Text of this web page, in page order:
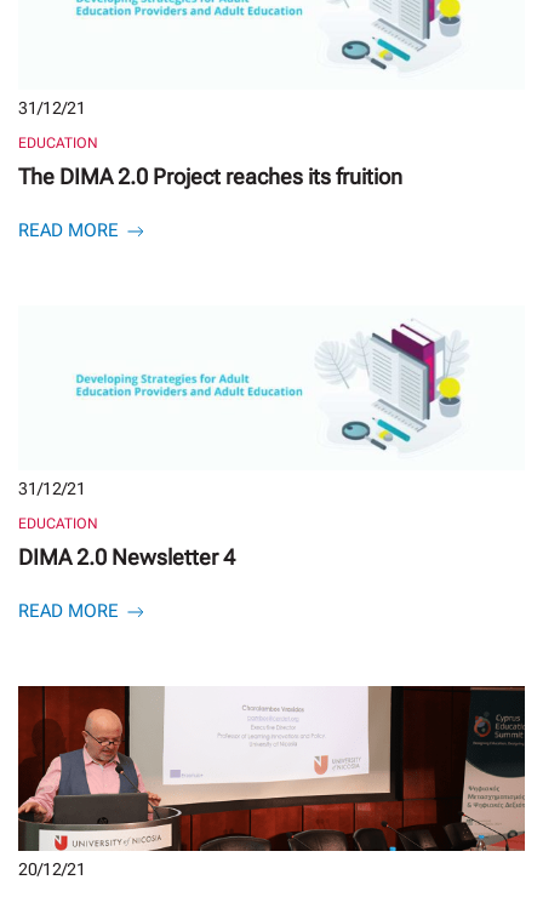
31/12/21
EDUCATION
The DIMA 2.0 Project reaches its fruition
READ MORE
31/12/21
EDUCATION
DIMA 2.0 Newsletter 4
READ MORE
20/12/21